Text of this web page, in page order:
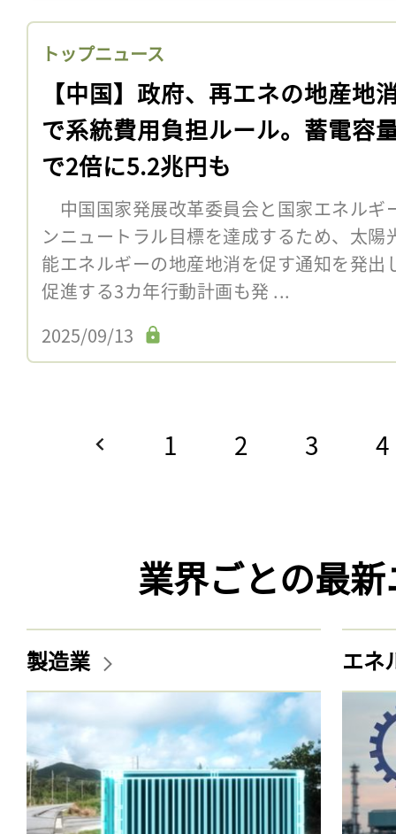
トップニュース
【中国】政府、再エネの地産地
で系統費用負担ルール。蓄電容
で2倍に5.2兆円も
中国国家発展改革委員会と国家エネルギ
ンニュートラル目標を達成するため、太
能エネルギーの地産地消を促す通知を発
促進する3カ年行動計画も発 ...
2025/09/13
1 2 3 4
業界ごとの最
製造業 エネ